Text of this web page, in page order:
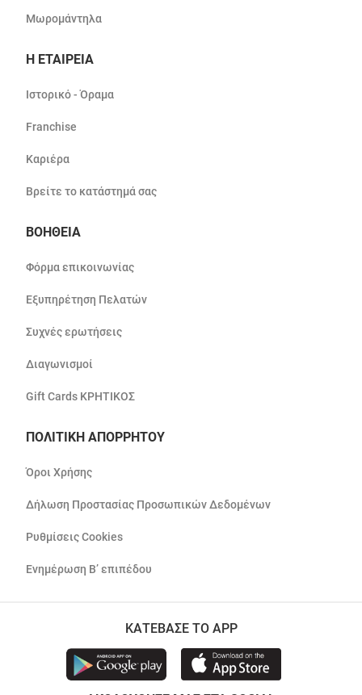
Μωρομάντηλα
Η ΕΤΑΙΡΕΙΑ
Ιστορικό - Όραμα
Franchise
Καριέρα
Βρείτε το κατάστημά σας
ΒΟΗΘΕΙΑ
Φόρμα επικοινωνίας
Εξυπηρέτηση Πελατών
Συχνές ερωτήσεις
Διαγωνισμοί
Gift Cards ΚΡΗΤΙΚΟΣ
ΠΟΛΙΤΙΚΗ ΑΠΟΡΡΗΤΟΥ
Όροι Χρήσης
Δήλωση Προστασίας Προσωπικών Δεδομένων
Ρυθμίσεις Cookies
Ενημέρωση Β’ επιπέδου
ΚΑΤΕΒΑΣΕ ΤΟ APP